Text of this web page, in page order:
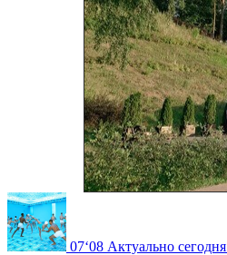
07‘08 Актуально сегодня